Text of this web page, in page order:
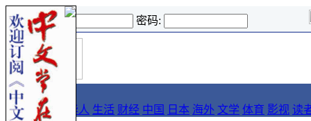
登录名: 密码:
首
页
导报
要闻 论坛 华人 生活 财经 中国 日本 海外 文学 体育 影视 读